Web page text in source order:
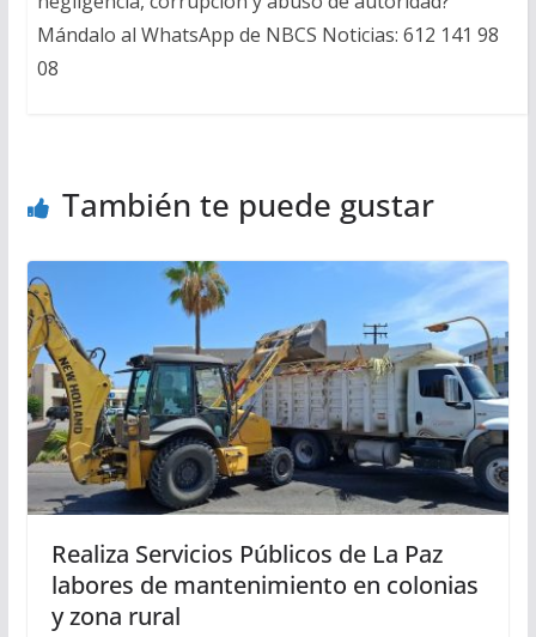
Mándalo al WhatsApp de NBCS Noticias: 612 141 98
08
También te puede gustar
Realiza Servicios Públicos de La Paz
labores de mantenimiento en colonias
y zona rural